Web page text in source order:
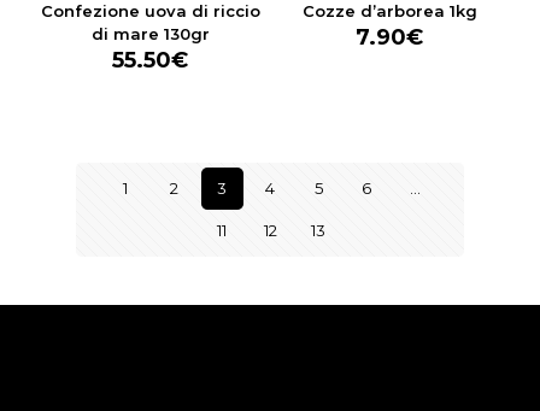
Confezione uova di riccio
di mare 130gr
55.50€
Cozze d’arborea 1kg
7.90€
1 2 3 4 5 6
11 12 13